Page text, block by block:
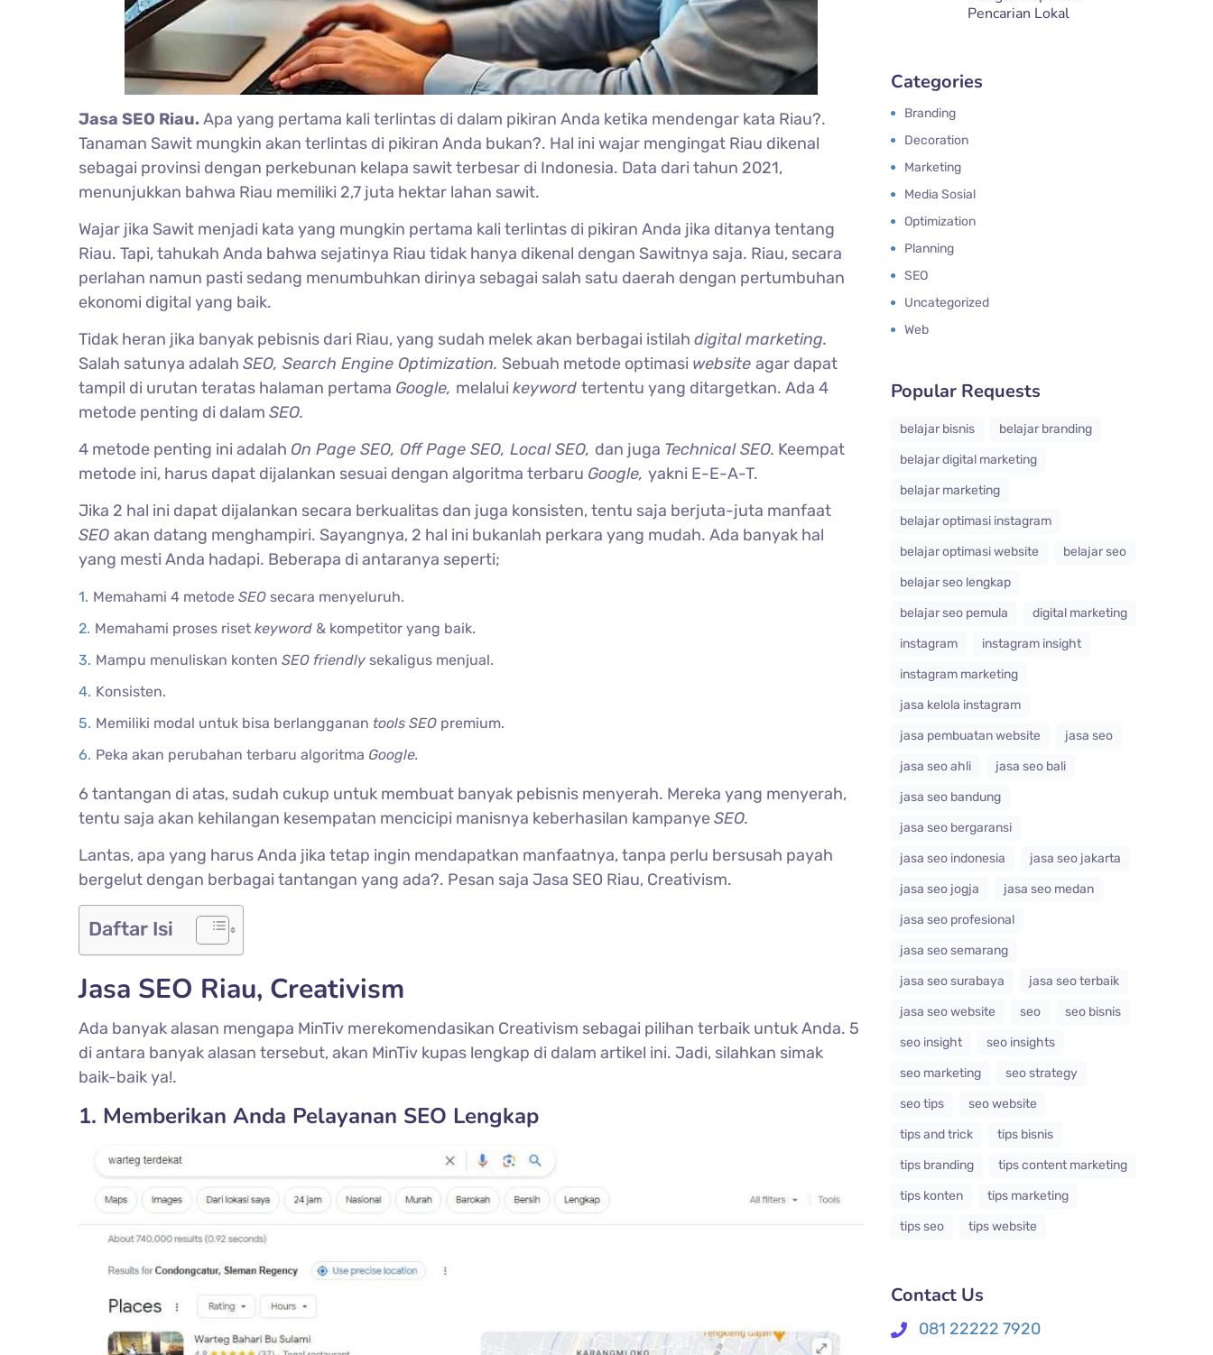
Jasa SEO Riau.Apa yang pertama kali terlintas di dalam pikiran Anda ketika mendengar kata Riau?.
Tanaman Sawit mungkin akan terlintas di pikiran Anda bukan?. Hal ini wajar mengingat Riau dikenal
sebagai provinsi dengan perkebunan kelapa sawit terbesar di Indonesia. Data dari tahun 2021,
menunjukkan bahwa Riau memiliki 2,7 juta hektar lahan sawit.
Wajar jika Sawit menjadi kata yang mungkin pertama kali terlintas di pikiran Anda jika ditanya tentang
Riau. Tapi, tahukah Anda bahwa sejatinya Riau tidak hanya dikenal dengan Sawitnya saja. Riau, secara
perlahan namun pasti sedang menumbuhkan dirinya sebagai salah satu daerah dengan pertumbuhan
ekonomi digital yang baik.
Tidak heran jika banyak pebisnis dari Riau, yang sudah melek akan berbagai istilah digital marketing.
Salah satunya adalah SEO, Search Engine Optimization. Sebuah metode optimasi website agar dapat
tampil di urutan teratas halaman pertama Google, melalui keyword tertentu yang ditargetkan. Ada 4
metode penting di dalam SEO.
4 metode penting ini adalah On Page SEO, Off Page SEO, Local SEO, dan juga Technical SEO. Keempat
metode ini, harus dapat dijalankan sesuai dengan algoritma terbaru Google, yakni E-E-A-T.
Jika 2 hal ini dapat dijalankan secara berkualitas dan juga konsisten, tentu saja berjuta-juta manfaat
SEO akan datang menghampiri. Sayangnya, 2 hal ini bukanlah perkara yang mudah. Ada banyak hal
yang mesti Anda hadapi. Beberapa di antaranya seperti;
Memahami 4 metode SEO secara menyeluruh.
Memahami proses riset keyword & kompetitor yang baik.
Mampu menuliskan konten SEO friendly sekaligus menjual.
Konsisten.
Memiliki modal untuk bisa berlangganan tools SEO premium.
Peka akan perubahan terbaru algoritma Google.
6 tantangan di atas, sudah cukup untuk membuat banyak pebisnis menyerah. Mereka yang menyerah,
tentu saja akan kehilangan kesempatan mencicipi manisnya keberhasilan kampanyeSEO.
Lantas, apa yang harus Anda jika tetap ingin mendapatkan manfaatnya, tanpa perlu bersusah payah
bergelut dengan berbagai tantangan yang ada?. Pesan saja Jasa SEO Riau, Creativism.
Daftar Isi
Jasa SEO Riau, Creativism
Ada banyak alasan mengapa MinTiv merekomendasikan Creativism sebagai pilihan terbaik untuk Anda. 5
di antara banyak alasan tersebut, akan MinTiv kupas lengkap di dalam artikel ini. Jadi, silahkan simak
baik-baik ya!.
1. Memberikan Anda Pelayanan SEO Lengkap
Pencarian Lokal
Categories
Branding
Decoration
Marketing
Media Sosial
Optimization
Planning
SEO
Uncategorized
Web
Popular Requests
belajar bisnis
belajar branding
belajar digital marketing
belajar marketing
belajar optimasi instagram
belajar optimasi website
belajar seo
belajar seo lengkap
belajar seo pemula
digital marketing
instagram
instagram insight
instagram marketing
jasa kelola instagram
jasa pembuatan website
jasa seo
jasa seo ahli
jasa seo bali
jasa seo bandung
jasa seo bergaransi
jasa seo indonesia
jasa seo jakarta
jasa seo jogja
jasa seo medan
jasa seo profesional
jasa seo semarang
jasa seo surabaya
jasa seo terbaik
jasa seo website
seo
seo bisnis
seo insight
seo insights
seo marketing
seo strategy
seo tips
seo website
tips and trick
tips bisnis
tips branding
tips content marketing
tips konten
tips marketing
tips seo
tips website
Contact Us
081 22222 7920